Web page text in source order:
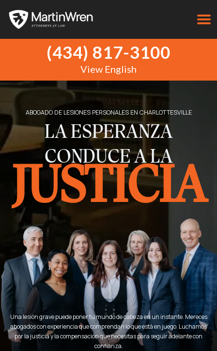
(434) 817-3100
View English
ABOGADO DE LESIONES PERSONALES EN CHARLOTTESVILLE
LA ESPERANZA
CONDUCE A LA
JUSTICIA
Una lesión grave puede poner tu mundo de cabeza en un instante. Mereces
abogados con experiencia que comprendan lo que está en juego. Luchamos
por la justicia y la compensación que necesitas para seguir adelante con
confianza.